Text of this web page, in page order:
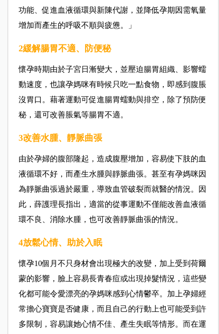
功能、促進血液循環與新陳代謝，並降低孕期因需氧量
增加而產生的呼吸不順與疲憊。」
2緩解腸胃不適、防便秘
懷孕時期由於子宮日漸變大，並壓迫腸胃組織、影響蠕
動速度，也讓孕媽咪有時候只吃一點食物，即感到腹脹
沒胃口。藉著運動可促進腸胃蠕動與排空，除了預防便
秘，還可改善脹氣等腸胃不適。
3改善水腫、靜脈曲張
由於孕婦的腹部隆起，造成腹壓增加，容易使下肢的血
液循環不好，而產生水腫與靜脈曲張。甚至有孕媽咪因
為靜脈曲張過於嚴重，導致血管破裂而就醫的情況。因
此，薛護理長指出，適當的從事運動不僅能改善血液循
環不良、消除水腫，也可改善靜脈曲張的情況。
4放鬆心情、助於入眠
懷孕10個月不只身材會出現極大的改變，加上受到荷爾
蒙的影響，臉上容易長青春痘或出現掉髮情況，這些變
化都可能令愛漂亮的孕媽咪感到心情鬱卒。加上孕婦經
常擔心寶寶是否健康，而且自己的行動上也可能受到許
多限制，容易讓她心情不佳、產生失眠等情形。而在運